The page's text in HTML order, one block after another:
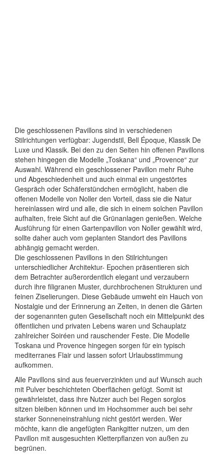
Die geschlossenen Pavillons sind in verschiedenen
Stilrichtungen verfügbar: Jugendstil, Bell Époque, Klassik De
Luxe und Klassik. Bei den zu den Seiten hin offenen Pavillons
stehen hingegen die Modelle „Toskana“ und „Provence“ zur
Auswahl. Während ein geschlossener Pavillon mehr Ruhe
und Abgeschiedenheit und auch einmal ein ungestörtes
Gespräch oder Schäferstündchen ermöglicht, haben die
offenen Modelle von Noller den Vorteil, dass sie die Natur
hereinlassen wird und alle, die sich in einem solchen Pavillon
aufhalten, freie Sicht auf die Grünanlagen genießen. Welche
Ausführung für einen Gartenpavillon von Noller gewählt wird,
sollte daher auch vom geplanten Standort des Pavillons
abhängig gemacht werden.
Die geschlossenen Pavillons in den Stilrichtungen
unterschiedlicher Architektur- Epochen präsentieren sich
dem Betrachter außerordentlich elegant und verzaubern
durch ihre filigranen Muster, durchbrochenen Strukturen und
feinen Ziselierungen. Diese Gebäude umweht ein Hauch von
Nostalgie und der Erinnerung an Zeiten, in denen die Gärten
der sogenannten guten Gesellschaft noch ein Mittelpunkt des
öffentlichen und privaten Lebens waren und Schauplatz
zahlreicher Soiréen und rauschender Feste. Die Modelle
Toskana und Provence hingegen sorgen für ein typisch
mediterranes Flair und lassen sofort Urlaubsstimmung
aufkommen.
Alle Pavillons sind aus feuerverzinkten und auf Wunsch auch
mit Pulver beschichteten Oberflächen gefügt. Somit ist
gewährleistet, dass ihre Nutzer auch bei Regen sorglos
sitzen bleiben können und im Hochsommer auch bei sehr
starker Sonneneinstrahlung nicht gestört werden. Wer
möchte, kann die angefügten Rankgitter nutzen, um den
Pavillon mit ausgesuchten Kletterpflanzen von außen zu
begrünen.